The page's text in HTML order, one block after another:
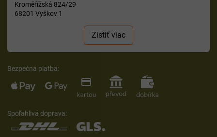
Kroměřížská 824/29
68201 Vyškov 1
Zistiť viac
Bezpečná platba:
Spoľahlivá doprava: